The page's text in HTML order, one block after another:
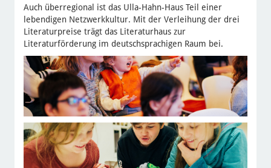
Auch überregional ist das Ulla-Hahn-Haus Teil einer
lebendigen Netzwerkkultur. Mit der Verleihung der drei
Literaturpreise trägt das Literaturhaus zur
Literaturförderung im deutschsprachigen Raum bei.